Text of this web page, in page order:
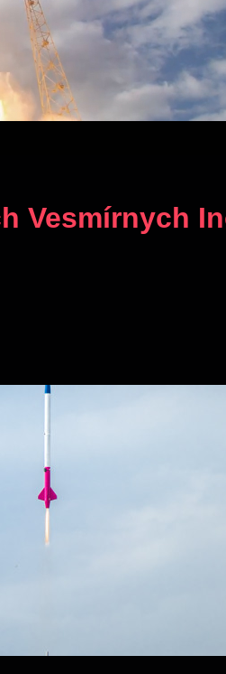
Vesmírnych